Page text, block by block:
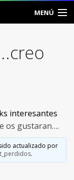
MENÚ
interesantes
os gustaran….
actualizado por
.